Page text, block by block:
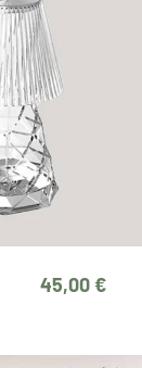
45,00 €